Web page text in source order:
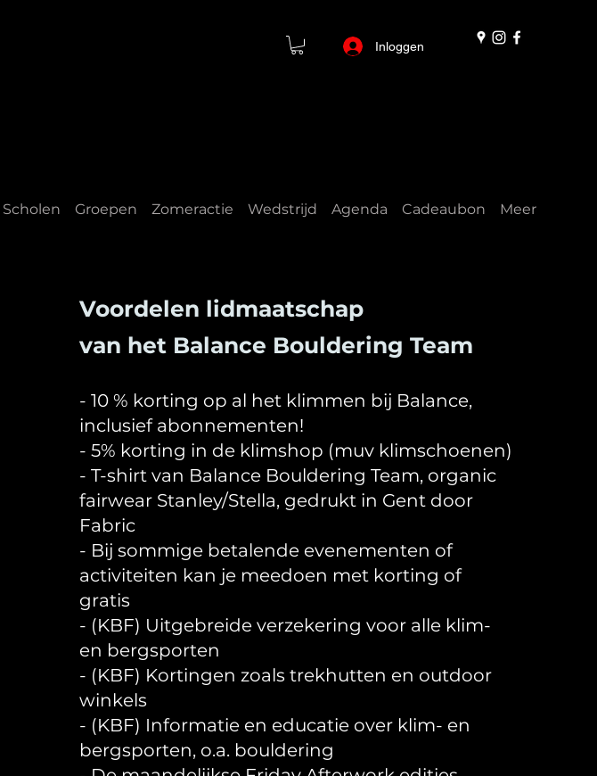
Inloggen
Scholen Groepen Zomeractie Wedstrijd Agenda Cadeaubon Meer
Voordelen lidmaatschap
van het Balance Bouldering Team
- 10 % korting op al het klimmen bij Balance,
inclusief abonnementen!
- 5% korting in de klimshop (muv klimschoenen)
- T-shirt van Balance Bouldering Team, organic
fairwear Stanley/Stella, gedrukt in Gent door
Fabric
- Bij sommige betalende evenementen of
activiteiten kan je meedoen met korting of
gratis
- (KBF) Uitgebreide verzekering voor alle klim-
en bergsporten
- (KBF) Kortingen zoals trekhutten en outdoor
winkels
- (KBF) Informatie en educatie over klim- en
bergsporten, o.a. bouldering